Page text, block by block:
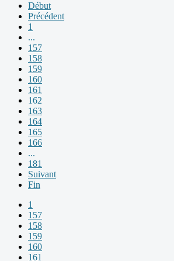
Début
Précédent
1
...
157
158
159
160
161
162
163
164
165
166
...
181
Suivant
Fin
1
157
158
159
160
161